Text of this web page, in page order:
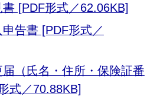
[PDF形式／62.06KB]
告書 [PDF形式／
（氏名・住所・保険証番
式／70.88KB]